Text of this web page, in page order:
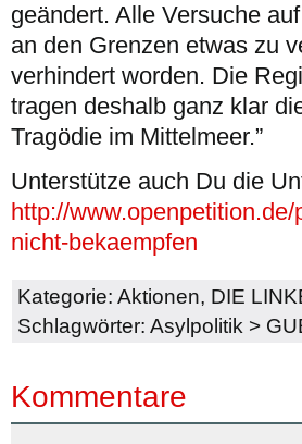
geändert. Alle Versuche
an den Grenzen etwas zu
verhindert worden. Die
tragen deshalb ganz klar
Tragödie im Mittelmeer.”
Unterstütze auch Du die
http://
nicht-bekaempfen
Kategorie: Aktionen, DIE
Schlagwörter: Asylpolitik >
Kommentare